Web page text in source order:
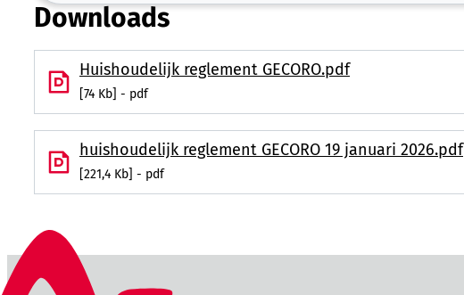
Downloads
Huishoudelijk reglement GECORO.pdf
74 Kb pdf
huishoudelijk reglement GECORO 19 januari 2026.pdf
221,4 Kb pdf